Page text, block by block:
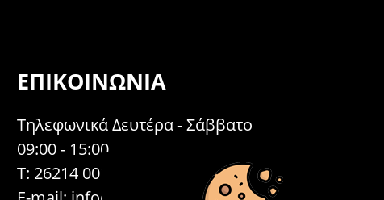
ΕΠΙΚΟΙΝΩΝΊΑ
Τηλεφωνικά Δευτέρα - Σάββατο
09:00 - 15:00
Τ: 26214 00104